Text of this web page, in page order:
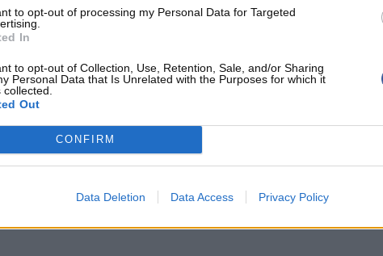
to opt-out of processing my Personal Data for Targeted
In
to opt-out of Collection, Use, Retention, Sale, and/or Sharing
Personal Data that Is Unrelated with the Purposes for which it
collected.
Out
CONFIRM
Data Deletion Data Access Privacy Policy
FAIRELL